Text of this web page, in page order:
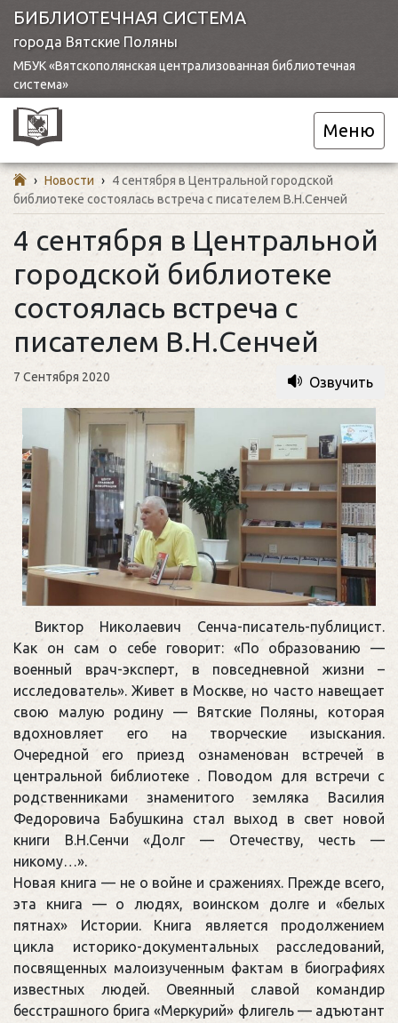
БИБЛИОТЕЧНАЯ СИСТЕМА
города Вятские Поляны
МБУК «Вятскополянская централизованная библиотечная
система»
Меню
› Новости › 4 сентября в Центральной городской
библиотеке состоялась встреча с писателем В.Н.Сенчей
4 сентября в Центральной
городской библиотеке
состоялась встреча с
писателем В.Н.Сенчей
7 Сентября 2020 Озвучить
Виктор Николаевич Сенча-писатель-публицист.
Как он сам о себе говорит: «По образованию —
военный врач-эксперт, в повседневной жизни –
исследователь». Живет в Москве, но часто навещает
свою малую родину — Вятские Поляны, которая
вдохновляет его на творческие изыскания.
Очередной его приезд ознаменован встречей в
центральной библиотеке . Поводом для встречи с
родственниками знаменитого земляка Василия
Федоровича Бабушкина стал выход в свет новой
книги В.Н.Сенчи «Долг — Отечеству, честь —
никому…».
Новая книга — не о войне и сражениях. Прежде всего,
эта книга — о людях, воинском долге и «белых
пятнах» Истории. Книга является продолжением
цикла историко-документальных расследований,
посвященных малоизученным фактам в биографиях
известных людей. Овеянный славой командир
бесстрашного брига «Меркурий» флигель — адъютант